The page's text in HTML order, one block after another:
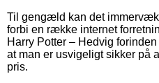
Til gengæld kan det
forbi en række internet
Harry Potter – Hedvig
at man er usvigeligt sikker på
pris.